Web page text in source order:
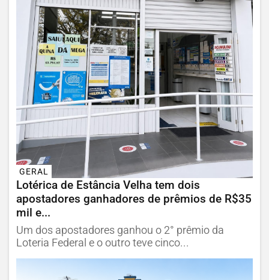
GERAL
Lotérica de Estância Velha tem dois
apostadores ganhadores de prêmios de R$35
mil e...
Um dos apostadores ganhou o 2° prêmio da
Loteria Federal e o outro teve cinco...